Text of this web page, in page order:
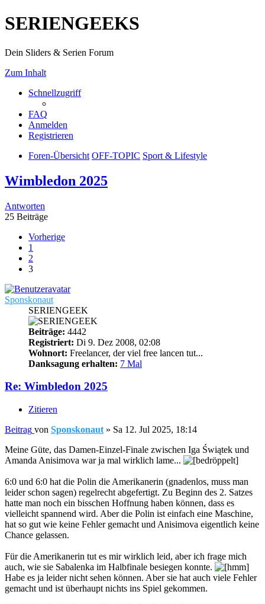
SERIENGEEKS
Dein Sliders & Serien Forum
Zum Inhalt
Schnellzugriff
FAQ
Anmelden
Registrieren
Foren-Übersicht OFF-TOPIC Sport & Lifestyle
Wimbledon 2025
Antworten
25 Beiträge
Vorherige
1
2
3
Sponskonaut
SERIENGEEK
Beiträge: 4442
Registriert: Di 9. Dez 2008, 02:08
Wohnort: Freelancer, der viel free lancen tut...
Danksagung erhalten: 7 Mal
Re: Wimbledon 2025
Zitieren
Beitrag von Sponskonaut » Sa 12. Jul 2025, 18:14
Meine Güte, das Damen-Einzel-Finale zwischen Iga Świątek und
Amanda Anisimova war ja mal wirklich lame...
6:0 und 6:0 hat die Polin die Amerikanerin (gnadenlos, muss man
leider schon sagen) regelrecht abgefertigt. Zu Beginn des 2. Satzes
hatte man noch ein bisschen Hoffnung haben können, dass es
vielleicht spannend wird. Aber die Polin ist einfach eine Maschine,
hat so gut wie keine Fehler gemacht und Anisimova eigentlich keine
Chance gelassen.
Für die Amerikanerin tut es mir wirklich leid, aber ich frage mich
auch, wie sie Sabalenka im Halbfinale besiegen konnte.
Habe es ja leider nicht sehen können. Aber sie hat auch viele Fehler
gemacht und ist überhaupt nichts ins Spiel gekommen.